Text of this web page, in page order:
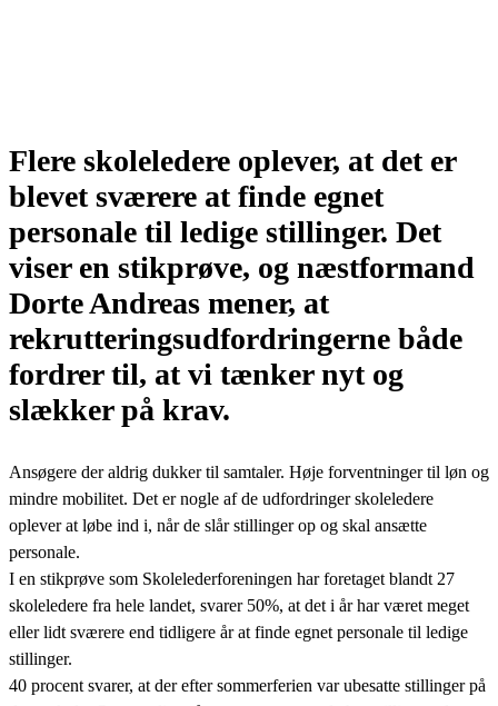
Flere skoleledere oplever, at det er
blevet sværere at finde egnet
personale til ledige stillinger. Det
viser en stikprøve, og næstformand
Dorte Andreas mener, at
rekrutteringsudfordringerne både
fordrer til, at vi tænker nyt og
slækker på krav.
Ansøgere der aldrig dukker til samtaler. Høje forventninger til løn og
mindre mobilitet. Det er nogle af de udfordringer skoleledere
oplever at løbe ind i, når de slår stillinger op og skal ansætte
personale.
I en stikprøve som Skolelederforeningen har foretaget blandt 27
skoleledere fra hele landet, svarer 50%, at det i år har været meget
eller lidt sværere end tidligere år at finde egnet personale til ledige
stillinger.
40 procent svarer, at der efter sommerferien var ubesatte stillinger på